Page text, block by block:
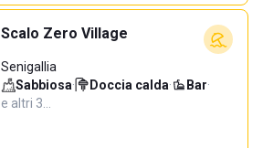
Scalo Zero Village
Senigallia
Sabbiosa· Doccia calda· Bar·
e altri 3…